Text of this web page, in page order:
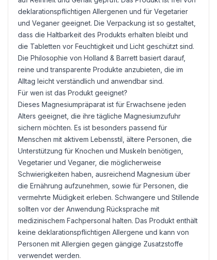
deklarationspflichtigen Allergenen und für Vegetarier
und Veganer geeignet. Die Verpackung ist so gestaltet,
dass die Haltbarkeit des Produkts erhalten bleibt und
die Tabletten vor Feuchtigkeit und Licht geschützt sind.
Die Philosophie von Holland & Barrett basiert darauf,
reine und transparente Produkte anzubieten, die im
Alltag leicht verständlich und anwendbar sind.
Für wen ist das Produkt geeignet?
Dieses Magnesiumpräparat ist für Erwachsene jeden
Alters geeignet, die ihre tägliche Magnesiumzufuhr
sichern möchten. Es ist besonders passend für
Menschen mit aktivem Lebensstil, ältere Personen, die
Unterstützung für Knochen und Muskeln benötigen,
Vegetarier und Veganer, die möglicherweise
Schwierigkeiten haben, ausreichend Magnesium über
die Ernährung aufzunehmen, sowie für Personen, die
vermehrte Müdigkeit erleben. Schwangere und Stillende
sollten vor der Anwendung Rücksprache mit
medizinischem Fachpersonal halten. Das Produkt enthält
keine deklarationspflichtigen Allergene und kann von
Personen mit Allergien gegen gängige Zusatzstoffe
verwendet werden.